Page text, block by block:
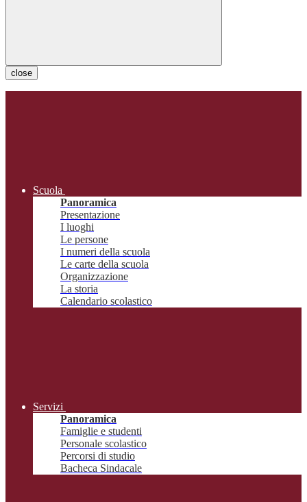
close
Scuola
Panoramica
Presentazione
I luoghi
Le persone
I numeri della scuola
Le carte della scuola
Organizzazione
La storia
Calendario scolastico
Servizi
Panoramica
Famiglie e studenti
Personale scolastico
Percorsi di studio
Bacheca Sindacale